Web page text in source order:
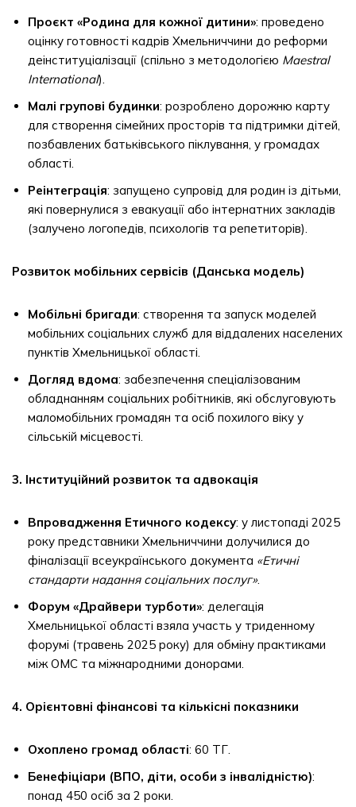
Проєкт «Родина для кожної дитини»: проведено
оцінку готовності кадрів Хмельниччини до реформи
деінституціалізації (спільно з методологією Maestral
International).
Малі групові будинки: розроблено дорожню карту
для створення сімейних просторів та підтримки дітей,
позбавлених батьківського піклування, у громадах
області.
Реінтеграція: запущено супровід для родин із дітьми,
які повернулися з евакуації або інтернатних закладів
(залучено логопедів, психологів та репетиторів).
Розвиток мобільних сервісів (Данська модель)
Мобільні бригади: створення та запуск моделей
мобільних соціальних служб для віддалених населених
пунктів Хмельницької області.
Догляд вдома: забезпечення спеціалізованим
обладнанням соціальних робітників, які обслуговують
маломобільних громадян та осіб похилого віку у
сільській місцевості.
3. Інституційний розвиток та адвокація
Впровадження Етичного кодексу: у листопаді 2025
року представники Хмельниччини долучилися до
фіналізації всеукраїнського документа «Етичні
стандарти надання соціальних послуг»
Форум «Драйвери турботи»: делегація
Хмельницької області взяла участь у триденному
форумі (травень 2025 року) для обміну практиками
між ОМС та міжнародними донорами.
4. Орієнтовні фінансові та кількісні показники
Охоплено громад області: 60 ТГ.
Бенефіціари (ВПО, діти, особи з інвалідністю):
понад 450 осіб за 2 роки.